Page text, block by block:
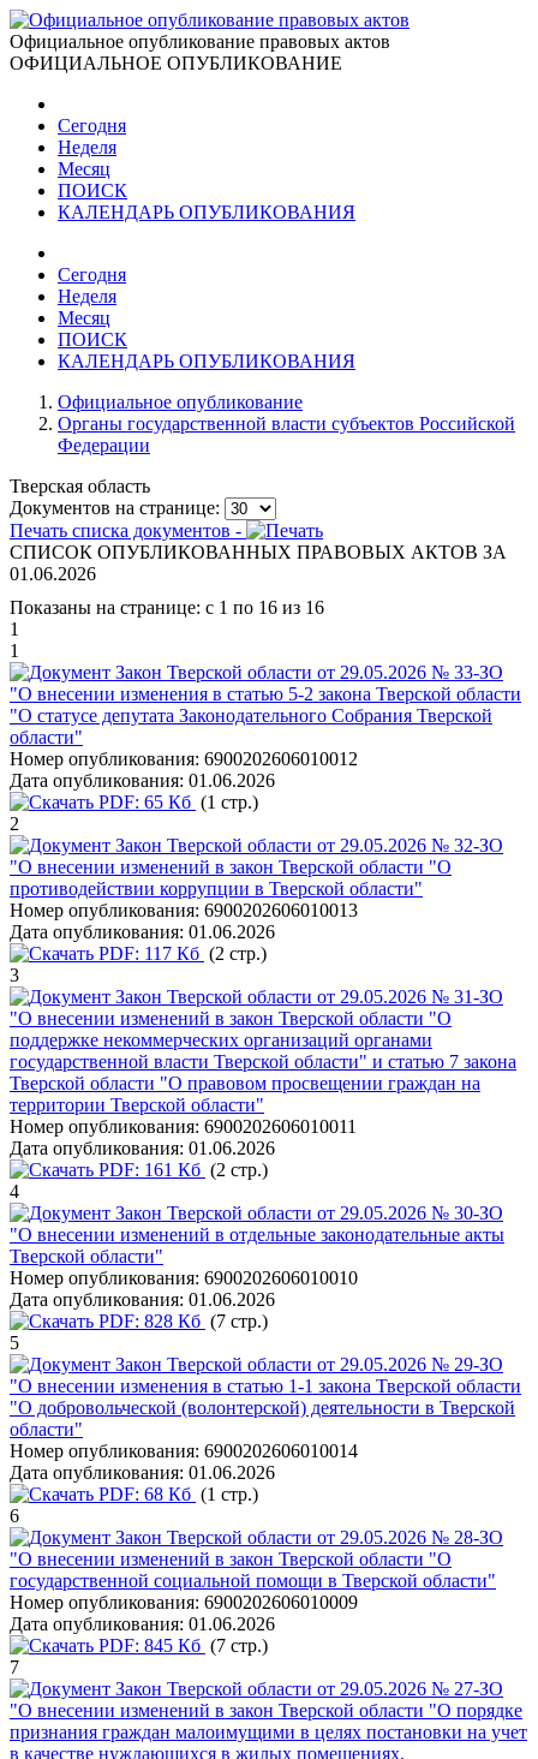
Официальное опубликование правовых актов
ОФИЦИАЛЬНОЕ ОПУБЛИКОВАНИЕ
Сегодня
Неделя
Месяц
ПОИСК
КАЛЕНДАРЬ ОПУБЛИКОВАНИЯ
Сегодня
Неделя
Месяц
ПОИСК
КАЛЕНДАРЬ ОПУБЛИКОВАНИЯ
Официальное опубликование
Органы государственной власти субъектов Российской
Федерации
Тверская область
Документов на странице:
Печать списка документов -
СПИСОК ОПУБЛИКОВАННЫХ ПРАВОВЫХ АКТОВ ЗА
01.06.2026
Показаны на странице: с 1 по 16 из 16
1
1
Закон Тверской области от 29.05.2026 № 33-ЗО
"О внесении изменения в статью 5-2 закона Тверской области
"О статусе депутата Законодательного Собрания Тверской
области"
Номер опубликования: 6900202606010012
Дата опубликования: 01.06.2026
PDF: 65 Кб (1 стр.)
2
Закон Тверской области от 29.05.2026 № 32-ЗО
"О внесении изменений в закон Тверской области "О
противодействии коррупции в Тверской области"
Номер опубликования: 6900202606010013
Дата опубликования: 01.06.2026
PDF: 117 Кб (2 стр.)
3
Закон Тверской области от 29.05.2026 № 31-ЗО
"О внесении изменений в закон Тверской области "О
поддержке некоммерческих организаций органами
государственной власти Тверской области" и статью 7 закона
Тверской области "О правовом просвещении граждан на
территории Тверской области"
Номер опубликования: 6900202606010011
Дата опубликования: 01.06.2026
PDF: 161 Кб (2 стр.)
4
Закон Тверской области от 29.05.2026 № 30-ЗО
"О внесении изменений в отдельные законодательные акты
Тверской области"
Номер опубликования: 6900202606010010
Дата опубликования: 01.06.2026
PDF: 828 Кб (7 стр.)
5
Закон Тверской области от 29.05.2026 № 29-ЗО
"О внесении изменения в статью 1-1 закона Тверской области
"О добровольческой (волонтерской) деятельности в Тверской
области"
Номер опубликования: 6900202606010014
Дата опубликования: 01.06.2026
PDF: 68 Кб (1 стр.)
6
Закон Тверской области от 29.05.2026 № 28-ЗО
"О внесении изменений в закон Тверской области "О
государственной социальной помощи в Тверской области"
Номер опубликования: 6900202606010009
Дата опубликования: 01.06.2026
PDF: 845 Кб (7 стр.)
7
Закон Тверской области от 29.05.2026 № 27-ЗО
"О внесении изменений в закон Тверской области "О порядке
признания граждан малоимущими в целях постановки на учет
в качестве нуждающихся в жилых помещениях,